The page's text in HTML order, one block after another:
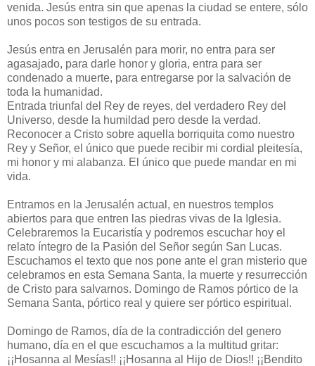
venida. Jesús entra sin que apenas la ciudad se entere, sólo
unos pocos son testigos de su entrada.
Jesús entra en Jerusalén para morir, no entra para ser
agasajado, para darle honor y gloria, entra para ser
condenado a muerte, para entregarse por la salvación de
toda la humanidad.
Entrada triunfal del Rey de reyes, del verdadero Rey del
Universo, desde la humildad pero desde la verdad.
Reconocer a Cristo sobre aquella borriquita como nuestro
Rey y Señor, el único que puede recibir mi cordial pleitesía,
mi honor y mi alabanza. El único que puede mandar en mi
vida.
Entramos en la Jerusalén actual, en nuestros templos
abiertos para que entren las piedras vivas de la Iglesia.
Celebraremos la Eucaristía y podremos escuchar hoy el
relato íntegro de la Pasión del Señor según San Lucas.
Escuchamos el texto que nos pone ante el gran misterio que
celebramos en esta Semana Santa, la muerte y resurrección
de Cristo para salvarnos. Domingo de Ramos pórtico de la
Semana Santa, pórtico real y quiere ser pórtico espiritual.
Domingo de Ramos, día de la contradicción del genero
humano, día en el que escuchamos a la multitud gritar:
¡¡Hosanna al Mesías!! ¡¡Hosanna al Hijo de Dios!! ¡¡Bendito